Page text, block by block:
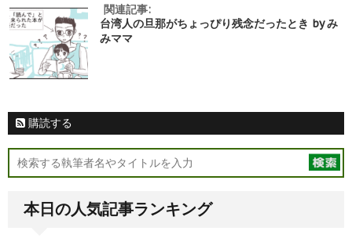
関連記事:
台湾人の旦那がちょっぴり残念だったとき by み
みママ
購読する
本日の人気記事ランキング